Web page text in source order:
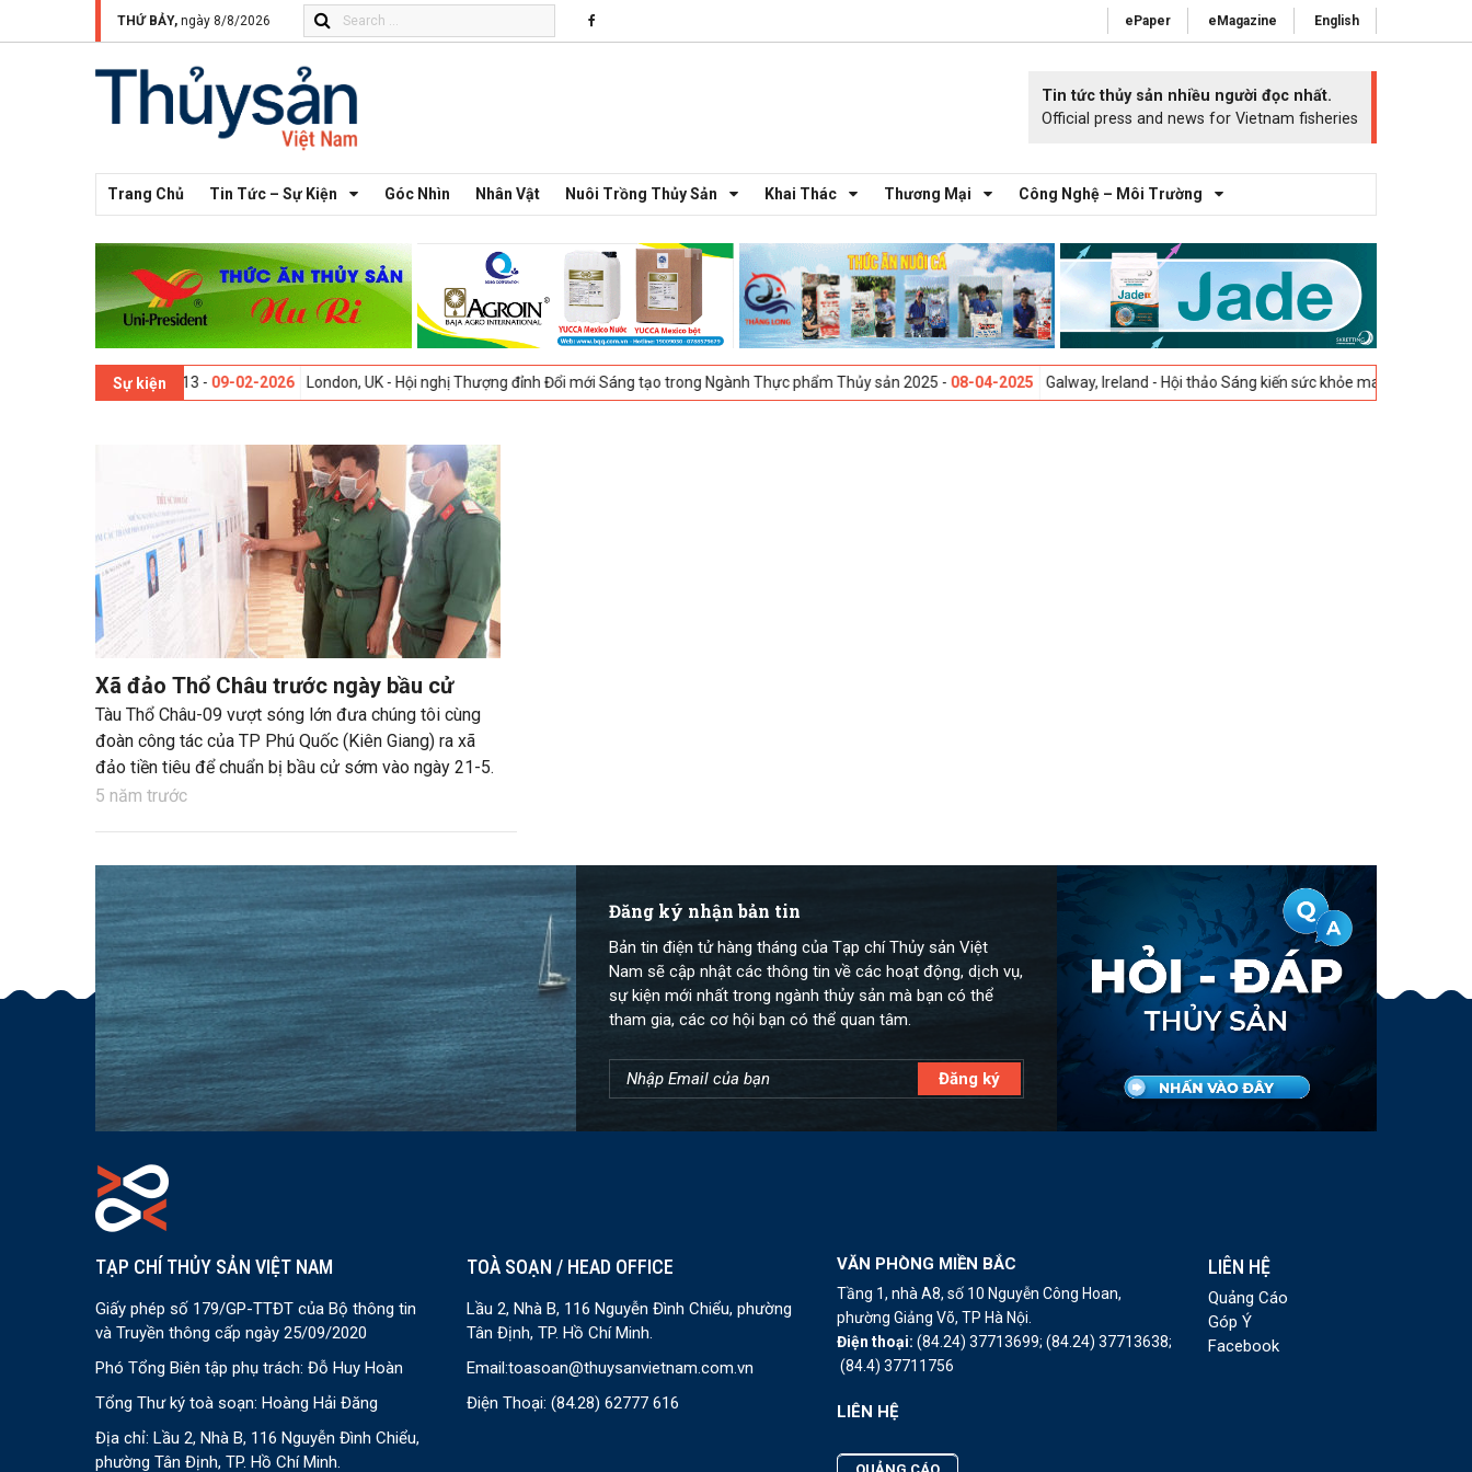
THỨ BẢY, ngày 8/8/2026 ePaper eMagazine English
Tin tức thủy sản nhiều người đọc nhất.
Official press and news for Vietnam fisheries
Trang Chủ Tin Tức – Sự Kiện Góc Nhìn Nhân Vật Nuôi Trồng Thủy Sản Khai Thác Thương Mại Công Nghệ – Môi Trường
Sự kiện
Thế giới lần thứ 13 -09-02-2026 London, UK - Hội nghị Thượng đỉnh Đổi mới Sáng tạo trong Ngành Thực phẩm Thủy sản 2025 -08-04-2025 Galway, Ireland - Hội thảo Sáng kiến sức khỏe mang cá 2025 -
Xã đảo Thổ Châu trước ngày bầu cử
Tàu Thổ Châu-09 vượt sóng lớn đưa chúng tôi cùng
đoàn công tác của TP Phú Quốc (Kiên Giang) ra xã
đảo tiền tiêu để chuẩn bị bầu cử sớm vào ngày 21-5.
5 năm trước
Đăng ký nhận bản tin
Bản tin điện tử hàng tháng của Tạp chí Thủy sản Việt
Nam sẽ cập nhật các thông tin về các hoạt động, dịch vụ,
sự kiện mới nhất trong ngành thủy sản mà bạn có thể
tham gia, các cơ hội bạn có thể quan tâm.
TẠP CHÍ THỦY SẢN VIỆT NAM
Giấy phép số 179/GP-TTĐT của Bộ thông tin
và Truyền thông cấp ngày 25/09/2020
Phó Tổng Biên tập phụ trách: Đỗ Huy Hoàn
Tổng Thư ký toà soạn: Hoàng Hải Đăng
Địa chỉ: Lầu 2, Nhà B, 116 Nguyễn Đình Chiểu,
phường Tân Định, TP. Hồ Chí Minh.
TOÀ SOẠN / HEAD OFFICE
Lầu 2, Nhà B, 116 Nguyễn Đình Chiểu, phường
Tân Định, TP. Hồ Chí Minh.
Email:toasoan@thuysanvietnam.com.vn
Điện Thoại: (84.28) 62777 616
VĂN PHÒNG MIỀN BẮC
Tầng 1, nhà A8, số 10 Nguyễn Công Hoan,
phường Giảng Võ, TP Hà Nội.
Điện thoại:(84.24) 37713699;(84.24) 37713638;
(84.4) 37711756
LIÊN HỆ
LIÊN HỆ
Quảng Cáo
Góp Ý
Facebook